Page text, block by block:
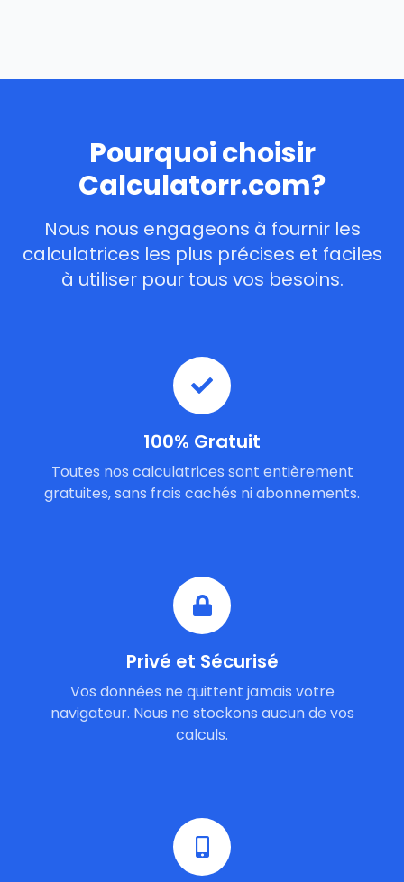
Pourquoi choisir
Calculatorr.com?
Nous nous engageons à fournir les
calculatrices les plus précises et faciles
à utiliser pour tous vos besoins.
100% Gratuit
Toutes nos calculatrices sont entièrement
gratuites, sans frais cachés ni abonnements.
Privé et Sécurisé
Vos données ne quittent jamais votre
navigateur. Nous ne stockons aucun de vos
calculs.